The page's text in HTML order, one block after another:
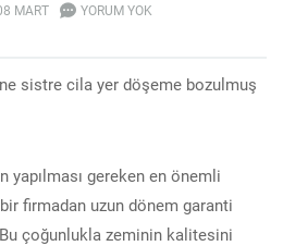
MART
YORUM YOK
sistre cila yer döşeme bozulmuş
yapılması gereken en önemli
firmadan uzun dönem garanti
çoğunlukla zeminin kalitesini